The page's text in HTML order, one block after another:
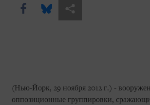
Share this via Facebook
Share this via Bluesky
Share this via Поделиться
(Нью-Йорк, 29 ноября 2012 г.) -
оппозиционные группировки,